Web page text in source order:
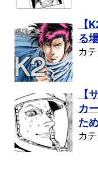
【
る
カ
【
カ
た
カ